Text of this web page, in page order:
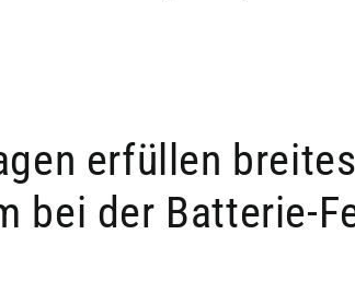
erfüllen breites
bei der Batterie-